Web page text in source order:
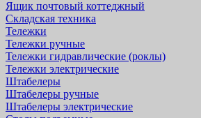
Ящик почтовый коттеджный
Складская техника
Тележки
Тележки ручные
Тележки гидравлические (роклы)
Тележки электрические
Штабелеры
Штабелеры ручные
Штабелеры электрические